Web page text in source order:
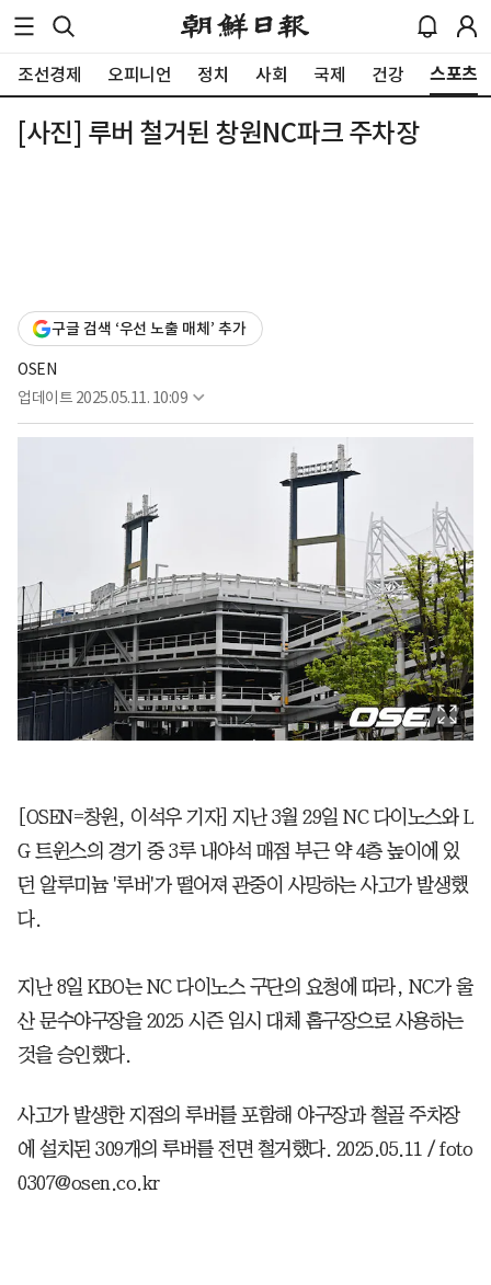
조선경제 오피니언 정치 사회 국제 건강 스포츠
[사진] 루버 철거된 창원NC파크 주차장
구글 검색 ‘우선 노출 매체’ 추가
OSEN
업데이트 2025.05.11. 10:09
[OSEN=창원, 이석우 기자] 지난 3월 29일 NC 다이노스와 L
G 트윈스의 경기 중 3루 내야석 매점 부근 약 4층 높이에 있
던 알루미늄 '루버'가 떨어져 관중이 사망하는 사고가 발생했
다.
지난 8일 KBO는 NC 다이노스 구단의 요청에 따라, NC가 울
산 문수야구장을 2025 시즌 임시 대체 홈구장으로 사용하는
것을 승인했다.
사고가 발생한 지점의 루버를 포함해 야구장과 철골 주차장
에 설치된 309개의 루버를 전면 철거했다. 2025.05.11 / foto
0307@osen.co.kr